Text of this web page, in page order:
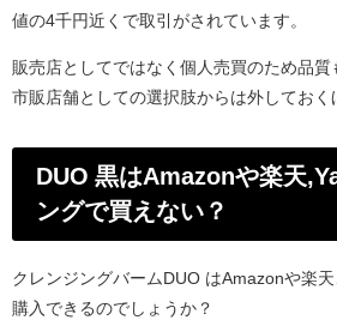
値の4千円近くで取引がされています。
販売店としてではなく個人売買のため品
市販店舗としての選択肢からは外しておく
DUO 黒はAmazonや楽天
ングで買えない？
クレンジングバームDUO はAmazonや楽
購入できるのでしょうか？